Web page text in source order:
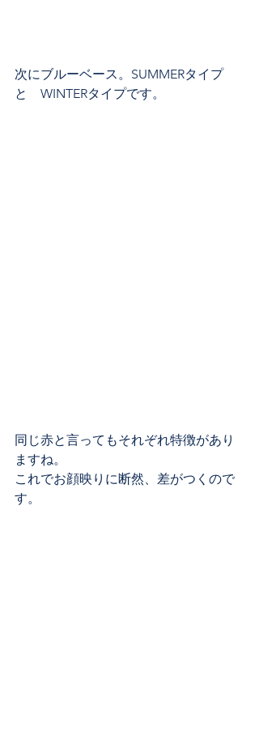
次にブルーベース。SUMMERタイプ
と　WINTERタイプです。
同じ赤と言ってもそれぞれ特徴があり
ますね。
これでお顔映りに断然、差がつくので
す。